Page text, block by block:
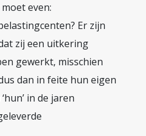
even:
Er zijn
zij een uitkering
gewerkt, misschien
dan in feite hun eigen
in de jaren